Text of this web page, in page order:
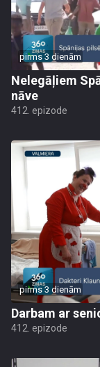
pirms 3 dienām
Nelegāļiem
nāve
412. epizode
pirms 3 dienām
Darbam ar
412. epizode